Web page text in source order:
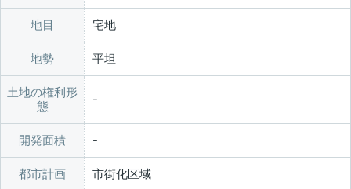
地目 宅地
地勢 平坦
土地の権利形
態
開発面積
都市計画 市街化区域